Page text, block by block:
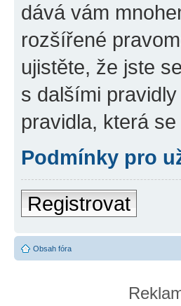
dává vám
rozšířené
ujistěte, že jste
s dalšími
pravidla, která
Podmínky pro
Registrovat
Obsah fóra